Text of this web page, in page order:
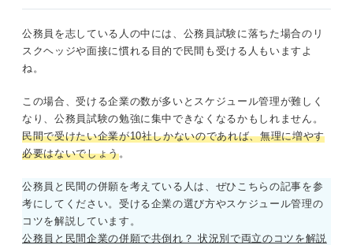
公務員を志している人の中には、公務員試験に落ちた場合のリ
スクヘッジや面接に慣れる目的で民間も受ける人もいますよ
ね。
この場合、受ける企業の数が多いとスケジュール管理が難しく
なり、公務員試験の勉強に集中できなくなるかもしれません。
民間で受けたい企業が10社しかないのであれば、無理に増やす
必要はないでしょう。
公務員と民間の併願を考えている人は、ぜひこちらの記事を参
考にしてください。受ける企業の選び方やスケジュール管理の
コツを解説しています。
公務員と民間企業の併願で共倒れ？ 状況別で両立のコツを解説